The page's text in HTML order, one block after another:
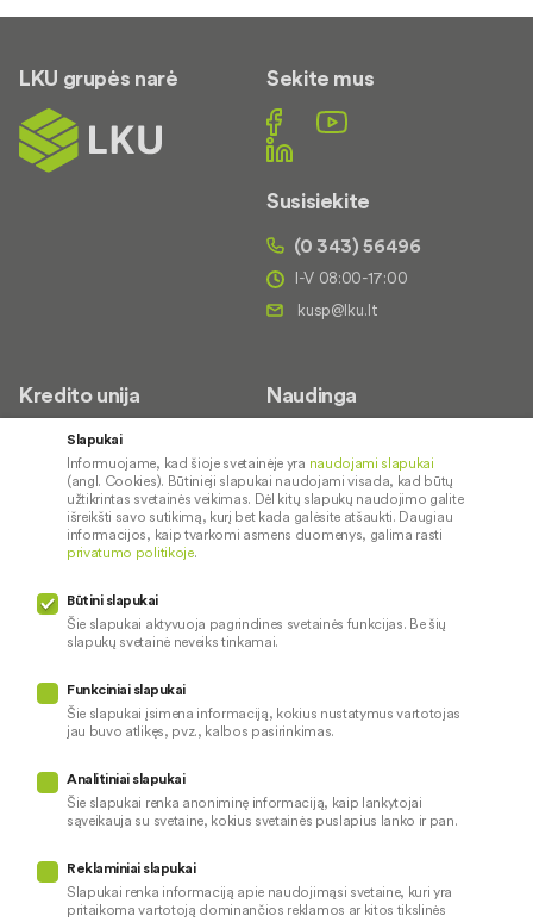
LKU grupės narė Sekite mus
Susisiekite
(0 343) 56496
I-V 08:00-17:00
Kredito unija
Apie mus
Kontaktai
Karjera
Socialinė atsakomybė
Naudinga
Palūkanų normos
Paslaugų teikimo sąlygos ir
įkainiai
Pranešėjų apsauga
Privatumo politika
Naudojami slapukai
Pinigų plovimo prevencija
Skundų nagrinėjimas
Prieinamumo pareiškimas
Slapukai
Informuojame, kad šioje svetainėje yra naudojami slapukai
(angl. Cookies). Būtinieji slapukai naudojami visada, kad būtų
užtikrintas svetainės veikimas. Dėl kitų slapukų naudojimo galite
išreikšti savo sutikimą, kurį bet kada galėsite atšaukti. Daugiau
informacijos, kaip tvarkomi asmens duomenys, galima rasti
privatumo politikoje.
Būtini slapukai
Šie slapukai aktyvuoja pagrindines svetainės funkcijas. Be šių
slapukų svetainė neveiks tinkamai.
Funkciniai slapukai
Šie slapukai įsimena informaciją, kokius nustatymus vartotojas
jau buvo atlikęs, pvz., kalbos pasirinkimas.
Analitiniai slapukai
Šie slapukai renka anoniminę informaciją, kaip lankytojai
sąveikauja su svetaine, kokius svetainės puslapius lanko ir pan.
Reklaminiai slapukai
Slapukai renka informaciją apie naudojimąsi svetaine, kuri yra
pritaikoma vartotoją dominančios reklamos ar kitos tikslinės